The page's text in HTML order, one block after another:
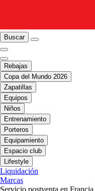
Buscar
Rebajas
Copa del Mundo 2026
Zapatillas
Equipos
Niños
Entrenamiento
Porteros
Equipamiento
Espacio club
Lifestyle
Liquidación
Marcas